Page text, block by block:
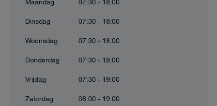
Maandag
07:30 - 18:00
Dinsdag
07:30 - 18:00
Woensdag
07:30 - 18:00
Donderdag
07:30 - 18:00
Vrijdag
07:30 - 19:00
Zaterdag
08:00 - 19:00